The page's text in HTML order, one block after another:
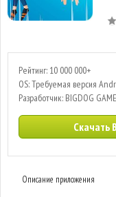
Рейтинг: 10 000 000+
OS: Требуемая версия
Разработчик: BIGDOG
Скачать
Описание приложения